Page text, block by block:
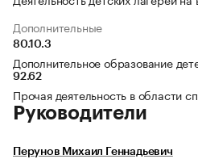
Дополнительные
80.10.3
Дополнительное образование
92.62
Прочая деятельность в области
Руководители
Перунов Михаил Геннадьевич